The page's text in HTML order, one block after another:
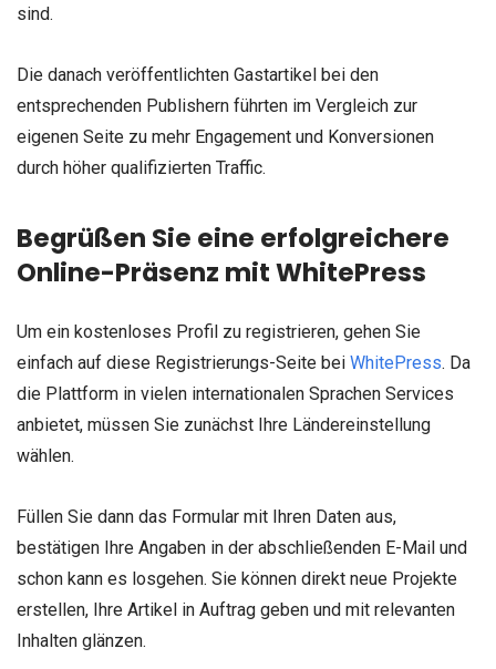
sind.
Die danach veröffentlichten Gastartikel bei den
entsprechenden Publishern führten im Vergleich zur
eigenen Seite zu mehr Engagement und Konversionen
durch höher qualifizierten Traffic.
Begrüßen Sie eine erfolgreichere
Online-Präsenz mit WhitePress
Um ein kostenloses Profil zu registrieren, gehen Sie
einfach auf diese Registrierungs-Seite bei WhitePress. Da
die Plattform in vielen internationalen Sprachen Services
anbietet, müssen Sie zunächst Ihre Ländereinstellung
wählen.
Füllen Sie dann das Formular mit Ihren Daten aus,
bestätigen Ihre Angaben in der abschließenden E-Mail und
schon kann es losgehen. Sie können direkt neue Projekte
erstellen, Ihre Artikel in Auftrag geben und mit relevanten
Inhalten glänzen.